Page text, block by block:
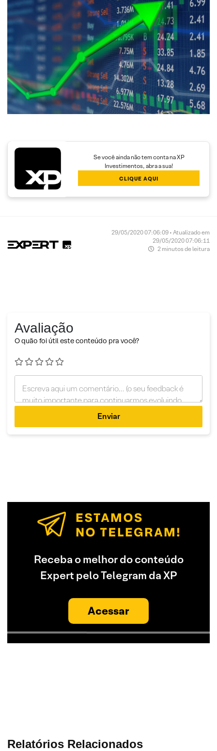
Se você ainda não tem conta na XP
Investimentos, abra a sua!
CLIQUE AQUI
29/05/2020 07:06:09 • Atualizado em
29/05/2020 07:06:11
2 minutos de leitura
Avaliação
O quão foi útil este conteúdo pra você?
Enviar
Receba o melhor do conteúdo
Expert pelo Telegram da XP
Acessar
Relatórios Relacionados